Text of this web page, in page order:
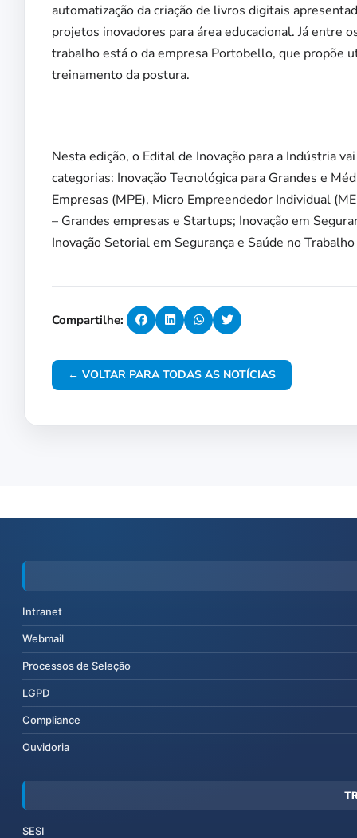
automatização da criação de livros digitais
projetos inovadores para área educacional. Já entre
trabalho está o da empresa Portobello, que propõe
treinamento da postura.
Nesta edição, o Edital de Inovação para a Indústria
categorias: Inovação Tecnológica para Grandes e
Empresas (MPE), Micro Empreendedor Individual
– Grandes empresas e Startups; Inovação em
Inovação Setorial em Segurança e Saúde no
Compartilhe:
← VOLTAR PARA TODAS AS NOTÍCIAS
Intranet
Webmail
Processos de Seleção
LGPD
Compliance
Ouvidoria
SESI